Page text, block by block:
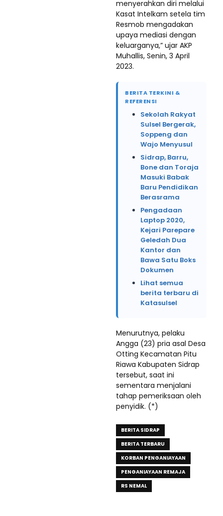
menyerahkan diri melalui
Kasat Intelkam setela tim
Resmob mengadakan
upaya mediasi dengan
keluarganya,” ujar AKP
Muhallis, Senin, 3 April
2023.
BERITA TERKINI &
REFERENSI
Sekolah Rakyat
Sulsel Bergerak,
Soppeng dan
Wajo Menyusul
Sidrap, Barru,
Bone dan Toraja
Masuki Babak
Baru Pendidikan
Berasrama
Pengadaan
Laptop 2020,
Kejari Parepare
Geledah Dua
Kantor dan
Bawa Satu Boks
Dokumen
Lihat semua
berita terbaru di
Katasulsel
Menurutnya, pelaku
Angga (23) pria asal Desa
Otting Kecamatan Pitu
Riawa Kabupaten Sidrap
tersebut, saat ini
sementara menjalani
tahap pemeriksaan oleh
penyidik. (*)
BERITA SIDRAP
BERITA TERBARU
KORBAN PENGANIAYAAN
PENGANIAYAAN REMAJA
RS NEMAL